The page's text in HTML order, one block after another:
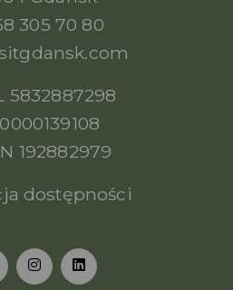
305 70 80
5832887298
192882979
dostępności